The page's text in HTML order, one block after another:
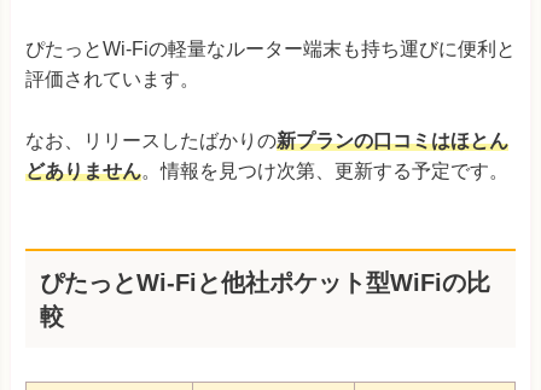
ぴたっとWi-Fiの軽量なルーター端末も持ち運びに便利と
評価されています。
なお、リリースしたばかりの新プランの口コミはほとん
どありません。情報を見つけ次第、更新する予定です。
ぴたっとWi-Fiと他社ポケット型WiFiの比
較